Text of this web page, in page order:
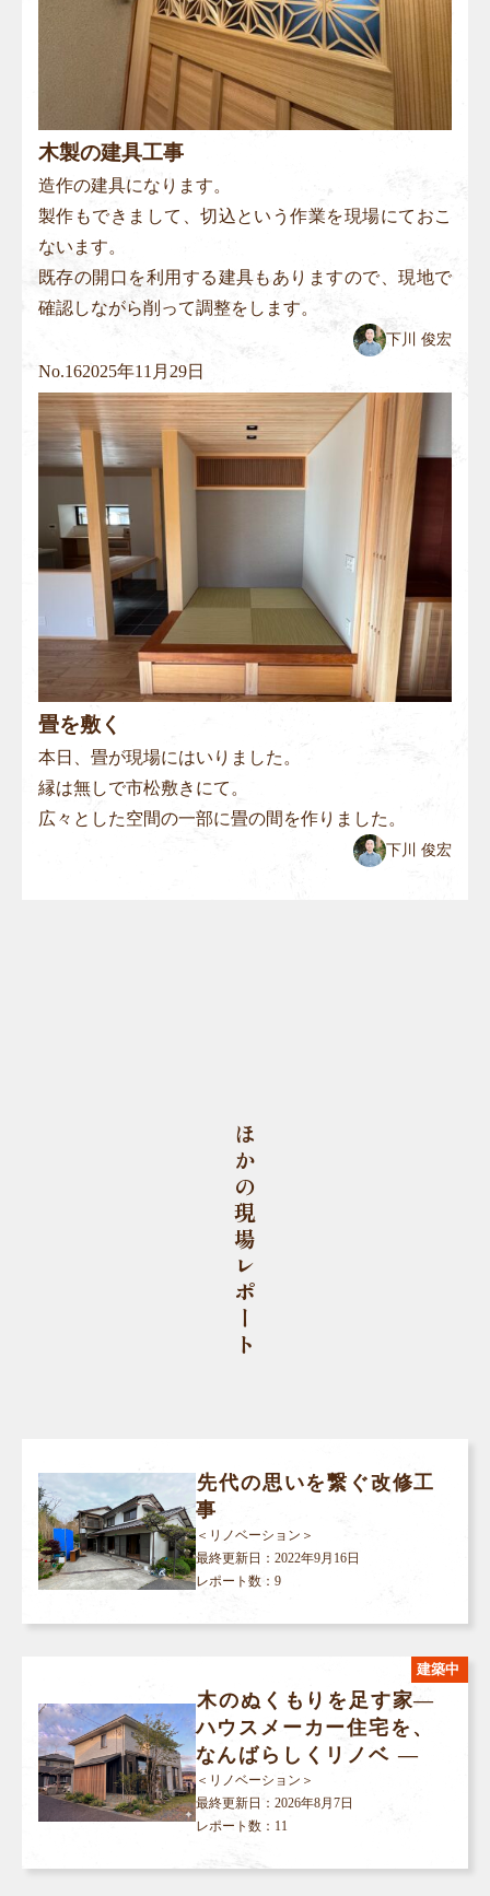
木製の建具工事
造作の建具になります。
製作もできまして、切込という作業を現場にておこ
ないます。
既存の開口を利用する建具もありますので、現地で
確認しながら削って調整をします。
下川 俊宏
No.162025年11月29日
畳を敷く
本日、畳が現場にはいりました。
縁は無しで市松敷きにて。
広々とした空間の一部に畳の間を作りました。
下川 俊宏
ほかの現場レポート
先代の思いを繋ぐ改修工
事
＜リノベーション＞
最終更新日： 2022年9月16日
レポート数：9
木のぬくもりを足す家―
ハウスメーカー住宅を、
なんばらしくリノベ ―
＜リノベーション＞
最終更新日： 2026年8月7日
レポート数：11
建築中